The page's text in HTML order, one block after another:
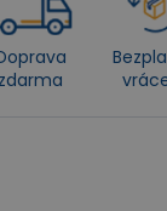
zdarma